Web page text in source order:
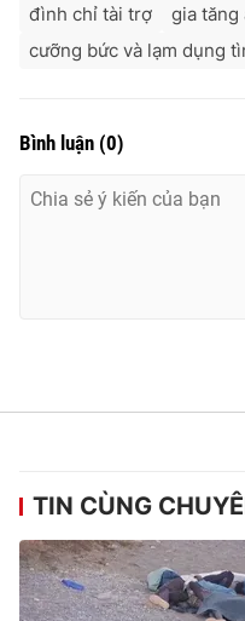
đình chỉ tài trợ
gia tăng
cưỡng bức và lạm dụng
Bình luận (0)
TIN CÙNG